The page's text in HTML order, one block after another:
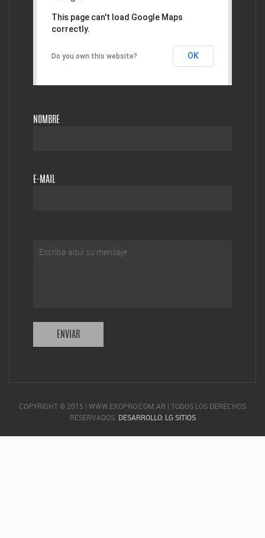
This page can't load Google Maps
correctly.
Do you own this website? OK
NOMBRE
E-MAIL
COPYRIGHT © 2015 | WWW.EXOPRO.COM.AR | TODOS LOS DERECHOS
RESERVADOS. DESARROLLO: LG SITIOS